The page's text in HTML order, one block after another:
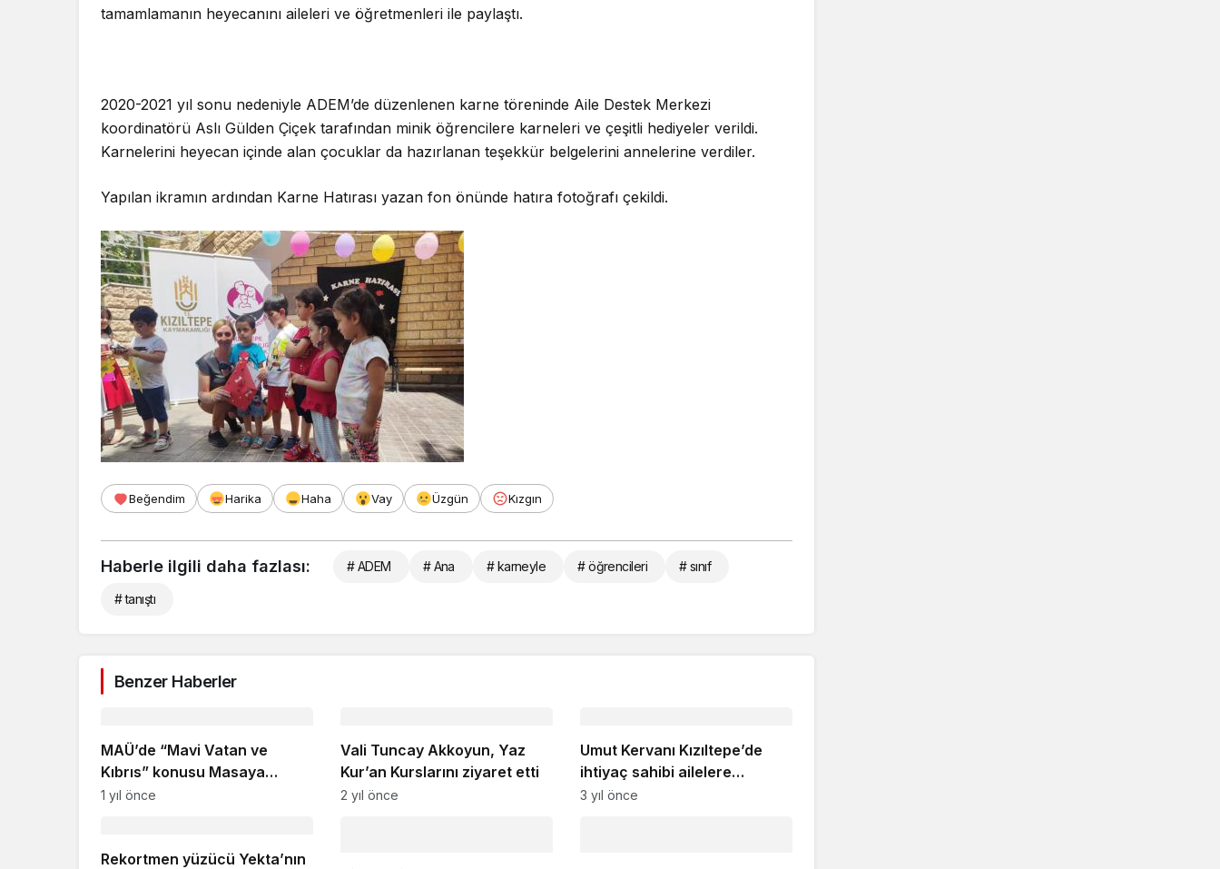
tamamlamanın heyecanını aileleri ve öğretmenleri ile paylaştı.
2020-2021 yıl sonu nedeniyle ADEM’de düzenlenen karne töreninde Aile Destek Merkezi
koordinatörü Aslı Gülden Çiçek tarafından minik öğrencilere karneleri ve çeşitli hediyeler verildi.
Karnelerini heyecan içinde alan çocuklar da hazırlanan teşekkür belgelerini annelerine verdiler.
Yapılan ikramın ardından Karne Hatırası yazan fon önünde hatıra fotoğrafı çekildi.
Beğendim Harika Haha Vay Üzgün Kızgın
Haberle ilgili daha fazlası: # ADEM # Ana # karneyle # öğrencileri # sınıf
# tanıştı
Benzer Haberler
MAÜ’de “Mavi Vatan ve
Kıbrıs” konusu Masaya
Yatırıldı
1 yıl önce
Vali Tuncay Akkoyun, Yaz
Kur’an Kurslarını ziyaret etti
2 yıl önce
Umut Kervanı Kızıltepe’de
ihtiyaç sahibi ailelere
kırtasiye yardımında
3 yıl önce
Rekortmen yüzücü Yekta’nın